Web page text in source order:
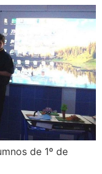
de 1º de